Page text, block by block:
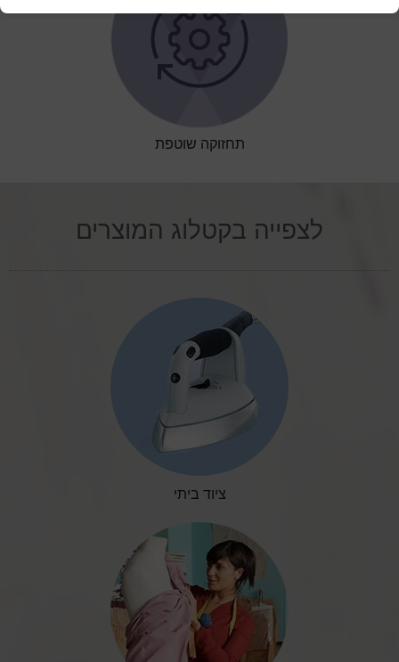
תחזוקה שוטפת
לצפייה בקטלוג המוצרים
ציוד ביתי